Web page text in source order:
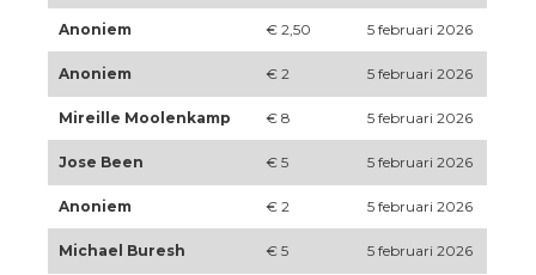
Anoniem € 2,50 5 februari 2026
Anoniem € 2 5 februari 2026
Mireille Moolenkamp € 8 5 februari 2026
Jose Been € 5 5 februari 2026
Anoniem € 2 5 februari 2026
Michael Buresh € 5 5 februari 2026